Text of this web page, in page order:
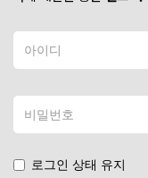
로그인 상태 유지